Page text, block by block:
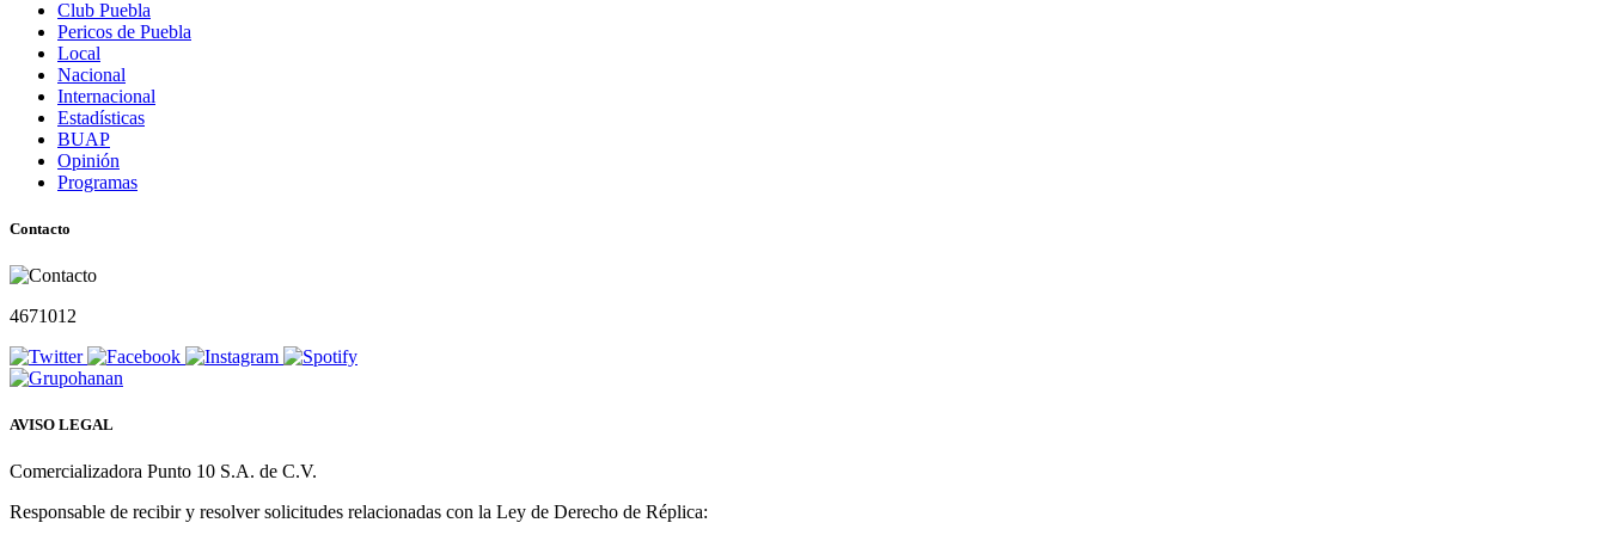
Club Puebla
Pericos de Puebla
Local
Nacional
Internacional
Estadísticas
BUAP
Opinión
Programas
Contacto
4671012
AVISO LEGAL
Comercializadora Punto 10 S.A. de C.V.
Responsable de recibir y resolver solicitudes relacionadas con la Ley de Derecho de Réplica: